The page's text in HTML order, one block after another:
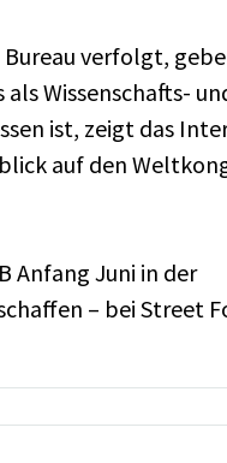
verfolgt,
Wissenschafts-
ist, zeigt das
auf den
Anfang Juni in der
– bei Street